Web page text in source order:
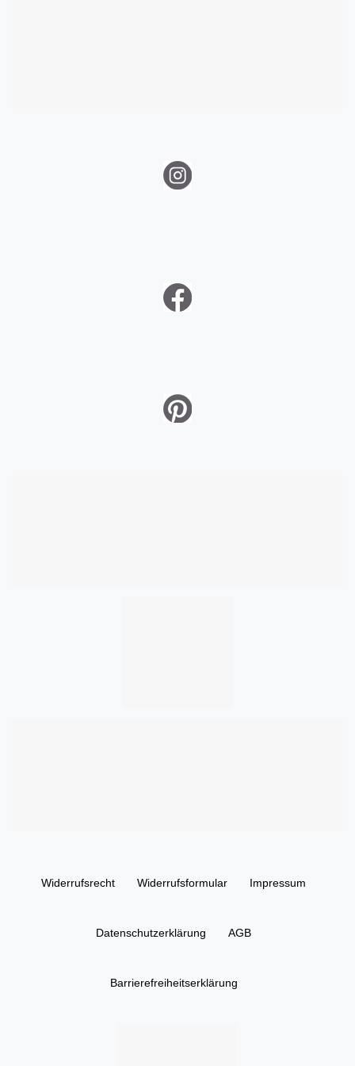
Widerrufs­recht Widerrufs­formular Impressum
Daten­schutz­erklärung AGB
Barrierefreiheitserklärung